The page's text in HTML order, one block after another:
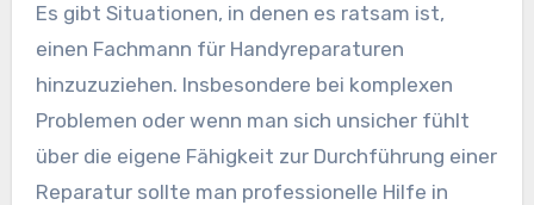
Es gibt Situationen, in denen es ratsam ist,
einen Fachmann für Handyreparaturen
hinzuzuziehen. Insbesondere bei komplexen
Problemen oder wenn man sich unsicher fühlt
über die eigene Fähigkeit zur Durchführung einer
Reparatur sollte man professionelle Hilfe in